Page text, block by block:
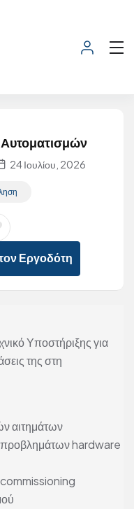
Αυτοματισμών
24 Ιουλίου, 2026
Εργοδότη
Υποστήριξης για
της στη
αιτημάτων
προβλημάτων hardware
commissioning